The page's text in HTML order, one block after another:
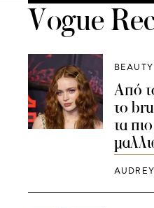
Vogue
BEAUTY
Από
το
τα